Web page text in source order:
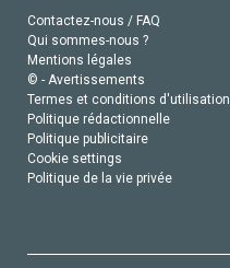
Contactez-nous / FAQ
Qui sommes-nous ?
Mentions légales
© - Avertissements
Termes et conditions d'utilisation
Politique rédactionnelle
Politique publicitaire
Cookie settings
Politique de la vie privée